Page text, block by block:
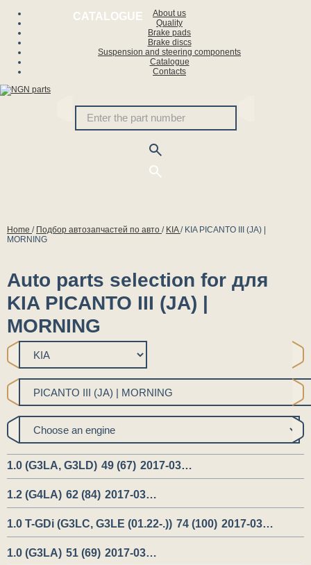
About us
Quality
Brake pads
Brake discs
Suspension and steering components
Catalogue
Contacts
CATALOGUE
Home / Подбор автозапчастей по авто / KIA / KIA PICANTO III (JA) |
MORNING
Auto parts selection for для
KIA PICANTO III (JA) |
MORNING
1.0 (G3LA, G3LD) 49 (67) 2017-03…
1.2 (G4LA) 62 (84) 2017-03…
1.0 T-GDi (G3LC, G3LE (01.22-.)) 74 (100) 2017-03…
1.0 (G3LA) 51 (69) 2017-03…